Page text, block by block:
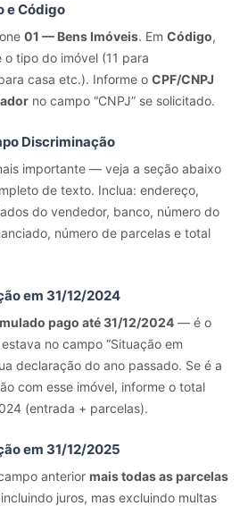
e Código
01 — Bens Imóveis. Em Código,
tipo do imóvel (11 para
casa etc.). Informe o CPF/CNPJ
no campo “CNPJ” se solicitado.
Discriminação
importante — veja a seção abaixo
de texto. Inclua: endereço,
do vendedor, banco, número do
número de parcelas e total
em 31/12/2024
pago até 31/12/2024 — é o
no campo “Situação em
declaração do ano passado. Se é a
com esse imóvel, informe o total
(entrada + parcelas).
em 31/12/2025
anterior mais todas as parcelas
juros, mas excluindo multas